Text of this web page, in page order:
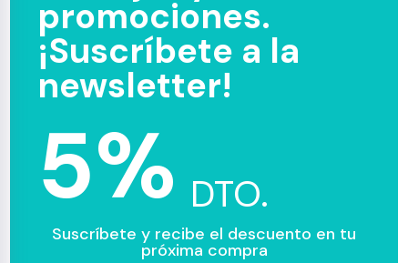
promociones.
¡Suscríbete a la
newsletter!
5% DTO.
Suscríbete y recibe el descuento en tu
próxima compra